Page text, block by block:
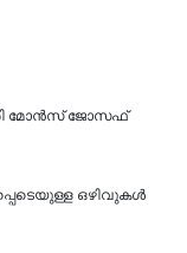
മോൻസ് ജോസഫ്
ഒഴിവുകള്‍